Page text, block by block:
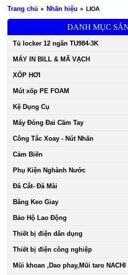
Trang chủ » Nhãn hiệu » LIOA
DANH MỤC
Tủ locker 12 ngăn TU984-3K
MÁY IN BILL & MÃ VẠCH
XỐP HƠI
Mút xốp PE FOAM
Kệ Dụng Cụ
Máy Đóng Đai Cầm Tay
Công Tắc Xoay - Nút Nhấn
Cảm Biến
Phụ Kiện Nghành Nước
Đá Cắt- Đá Mài
Băng Keo Giay
Bảo Hộ Lao Động
Thiết bị điện dân dụng
Thiết bị điện công nghiệp
Mũi khoan ,Dao phay,Mũi taro NACHI